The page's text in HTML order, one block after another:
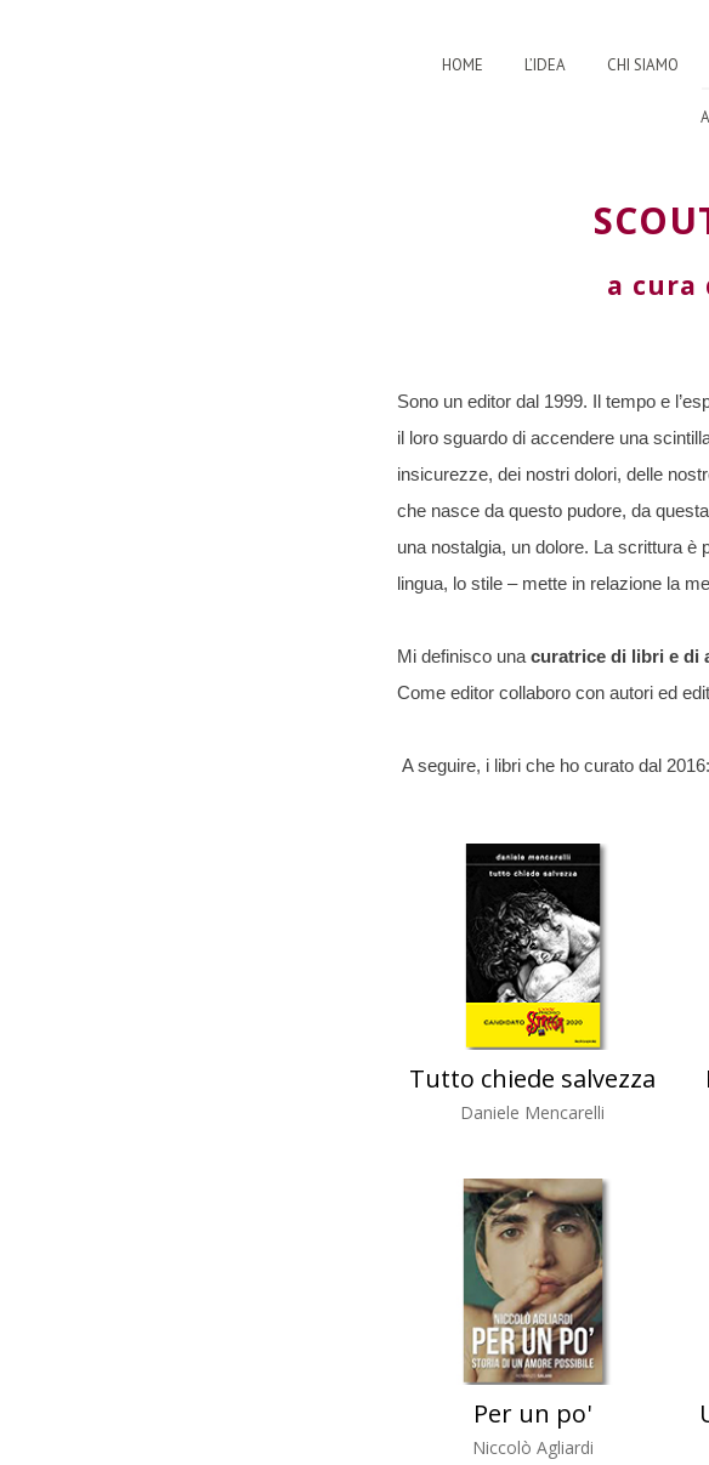
HOME L’IDEA CHI SIAMO
a cura
Sono un editor dal 1999. Il tempo e
il loro sguardo di accendere una
insicurezze, dei nostri dolori, delle
che nasce da questo pudore, da
una nostalgia, un dolore. La scrittura è
lingua, lo stile – mette in relazione la
Mi definisco una curatrice di libri e di
Come editor collaboro con autori ed
A seguire, i libri che ho curato dal 2016:
Tutto chiede salvezza
Daniele Mencarelli
Per un po'
Niccolò Agliardi